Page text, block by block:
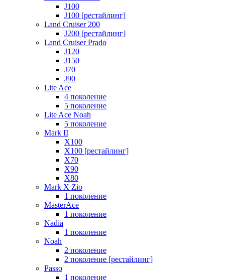
J100
J100 [рестайлинг]
Land Cruiser 200
J200 [рестайлинг]
Land Cruiser Prado
J120
J150
J70
J90
Lite Ace
4 поколение
5 поколение
Lite Ace Noah
5 поколение
Mark II
X100
X100 [рестайлинг]
X70
X90
Х80
Mark X Zio
1 поколение
MasterAce
1 поколение
Nadia
1 поколение
Noah
2 поколение
2 поколение [рестайлинг]
Passo
1 поколение